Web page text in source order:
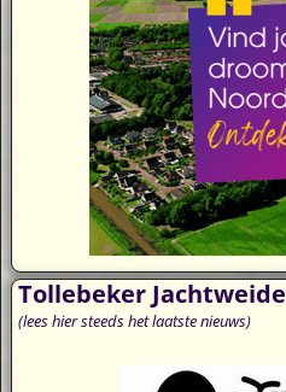
Tollebeker Jachtweide
(lees hier steeds het laatste nieuws)